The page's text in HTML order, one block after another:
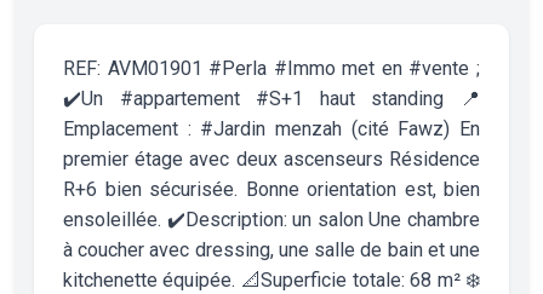
REF: AVM01901 #Perla #Immo met en #vente ;
✔️Un #appartement #S+1 haut standing 📍
Emplacement : #Jardin menzah (cité Fawz) En
premier étage avec deux ascenseurs Résidence
R+6 bien sécurisée. Bonne orientation est, bien
ensoleillée. ✔️Description: un salon Une chambre
à coucher avec dressing, une salle de bain et une
kitchenette équipée. 📐Superficie totale: 68 m² ❄️